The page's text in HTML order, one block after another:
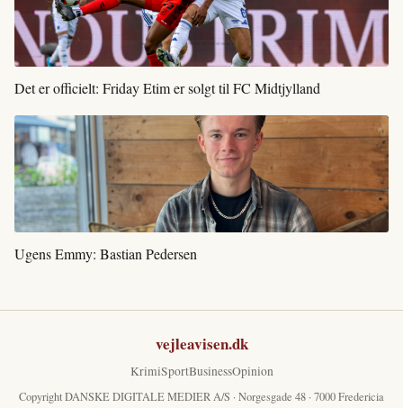
Det er officielt: Friday Etim er solgt til FC Midtjylland
Ugens Emmy: Bastian Pedersen
vejleavisen.dk
KrimiSportBusinessOpinion
Copyright DANSKE DIGITALE MEDIER A/S · Norgesgade 48 · 7000 Fredericia